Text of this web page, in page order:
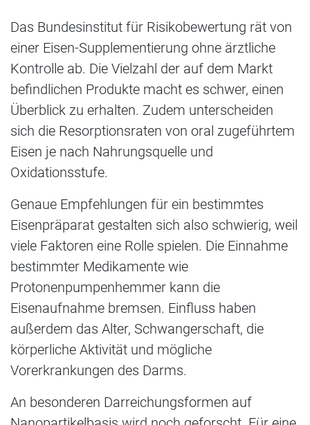
Das Bundesinstitut für Risikobewertung rät von
einer Eisen-Supplementierung ohne ärztliche
Kontrolle ab. Die Vielzahl der auf dem Markt
befindlichen Produkte macht es schwer, einen
Überblick zu erhalten. Zudem unterscheiden
sich die Resorptionsraten von oral zugeführtem
Eisen je nach Nahrungsquelle und
Oxidationsstufe.
Genaue Empfehlungen für ein bestimmtes
Eisenpräparat gestalten sich also schwierig, weil
viele Faktoren eine Rolle spielen. Die Einnahme
bestimmter Medikamente wie
Protonenpumpenhemmer kann die
Eisenaufnahme bremsen. Einfluss haben
außerdem das Alter, Schwangerschaft, die
körperliche Aktivität und mögliche
Vorerkrankungen des Darms.
An besonderen Darreichungsformen auf